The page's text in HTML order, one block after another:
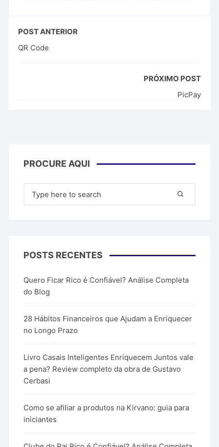
POST ANTERIOR
QR Code
PRÓXIMO POST
PicPay
PROCURE AQUI
por:
POSTS RECENTES
Quero Ficar Rico é Confiável? Análise Completa
do Blog
28 Hábitos Financeiros que Ajudam a Enriquecer
no Longo Prazo
Livro Casais Inteligentes Enriquecem Juntos vale
a pena? Review completo da obra de Gustavo
Cerbasi
Como se afiliar a produtos na Kirvano: guia para
iniciantes